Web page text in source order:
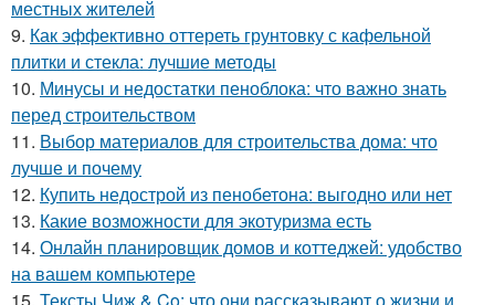
местных жителей
9. Как эффективно оттереть грунтовку с кафельной
плитки и стекла: лучшие методы
10. Минусы и недостатки пеноблока: что важно знать
перед строительством
11. Выбор материалов для строительства дома: что
лучше и почему
12. Купить недострой из пенобетона: выгодно или нет
13. Какие возможности для экотуризма есть
14. Онлайн планировщик домов и коттеджей: удобство
на вашем компьютере